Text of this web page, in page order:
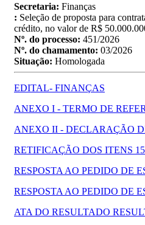
Secretaria: Finanças
: Seleção de proposta para
crédito, no valor de R$
Nº. do processo: 451/2026
Nº. do chamamento: 03/2026
Situação: Homologada
EDITAL- FINANÇAS
ANEXO I - TERMO DE
ANEXO II - DECLARAÇÃO
RETIFICAÇÃO DOS ITENS
RESPOSTA AO PEDIDO DE
RESPOSTA AO PEDIDO DE
ATA DO RESULTADO